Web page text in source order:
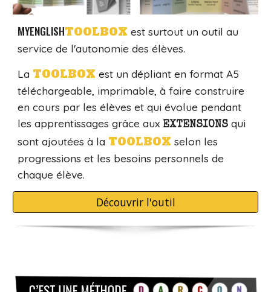
MYENGLISHTOOLBOX est surtout un outil au
service de l'autonomie des élèves.
La TOOLBOX est un dépliant en format A5
téléchargeable, imprimable, à faire construire
en cours par les élèves et qui évolue pendant
les apprentissages grâce aux EXTENSIONS qui
sont ajoutées à la TOOLBOX selon les
progressions et les besoins personnels de
chaque élève.
Découvrir l'outil